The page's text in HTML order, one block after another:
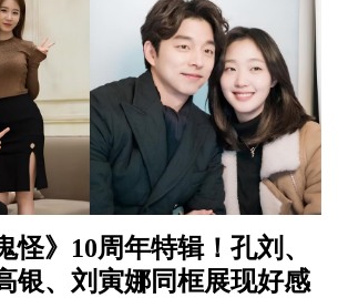
怪》10周年特辑！孔刘、
银、刘寅娜同框展现好感